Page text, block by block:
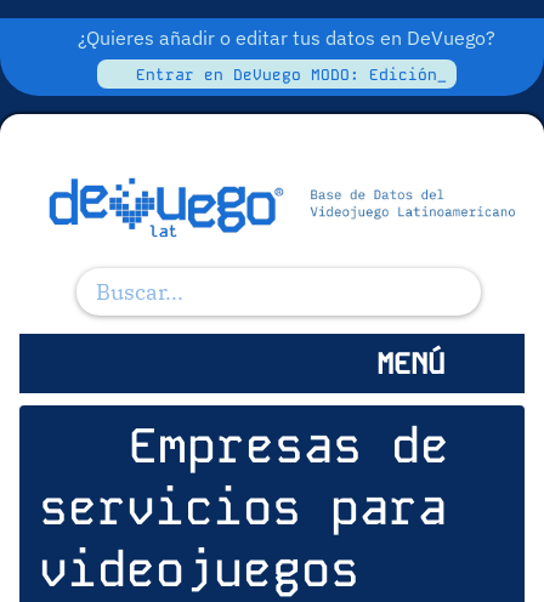
¿Quieres añadir o editar tus datos en DeVuego?
Entrar en DeVuego MODO: Edición_
MENÚ
Empresas de
servicios para
videojuegos